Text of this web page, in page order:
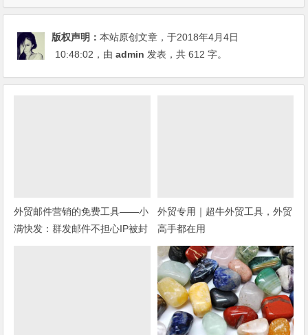
版权声明：本站原创文章，于2018年4月4日
10:48:02 ，由admin 发表，共 612 字。
外贸邮件营销的免费工具——小
满快发：群发邮件不担心IP被封
外贸专用｜超牛外贸工具，外贸
高手都在用